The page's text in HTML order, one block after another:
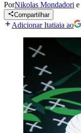
PorNikolas Mondadori e
Compartilhar
Adicionar Itatiaia ao